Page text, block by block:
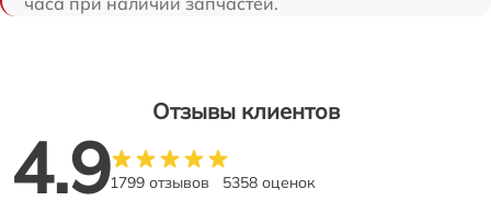
Отзывы клиентов
4.91799 отзывов 5358 оценок